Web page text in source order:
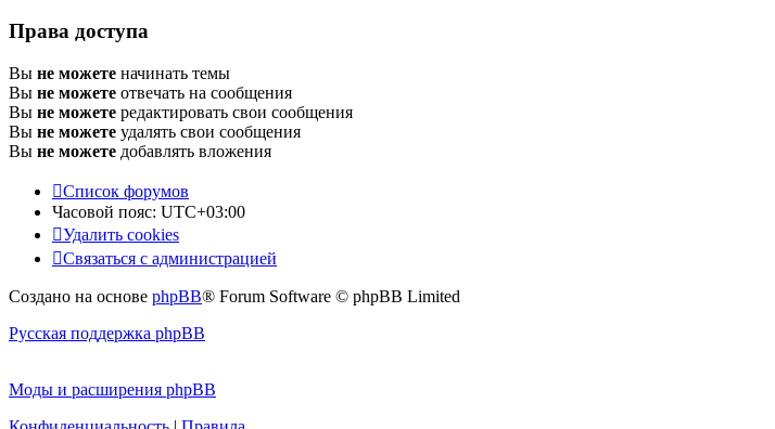
Права доступа
Вы не можете начинать темы
Вы не можете отвечать на сообщения
Вы не можете редактировать свои сообщения
Вы не можете удалять свои сообщения
Вы не можете добавлять вложения
Список форумов
Часовой пояс: UTC+03:00
Удалить cookies
Связаться с администрацией
Создано на основе phpBB® Forum Software © phpBB Limited
Русская поддержка phpBB
Моды и расширения phpBB